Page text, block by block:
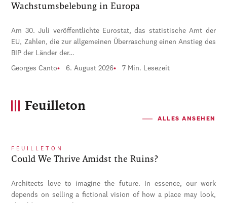
Wachstumsbelebung in Europa
Am 30. Juli veröffentlichte Eurostat, das statistische Amt der
EU, Zahlen, die zur allgemeinen Überraschung einen Anstieg des
BIP der Länder der…
Georges Canto 6. August 2026 7 Min. Lesezeit
Feuilleton
ALLES ANSEHEN
FEUILLETON
Could We Thrive Amidst the Ruins?
Architects love to imagine the future. In essence, our work
depends on selling a fictional vision of how a place may look,